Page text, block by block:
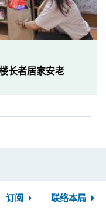
长者居家安老
订阅 联络本局